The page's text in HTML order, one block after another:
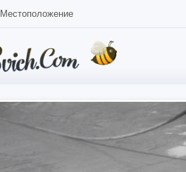
Местоположение